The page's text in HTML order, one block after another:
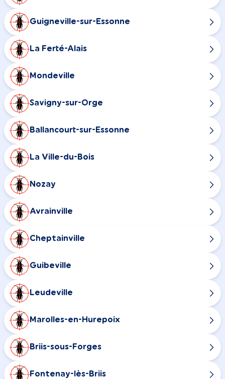
Guigneville-sur-Essonne
La Ferté-Alais
Mondeville
Savigny-sur-Orge
Ballancourt-sur-Essonne
La Ville-du-Bois
Nozay
Avrainville
Cheptainville
Guibeville
Leudeville
Marolles-en-Hurepoix
Briis-sous-Forges
Fontenay-lès-Briis